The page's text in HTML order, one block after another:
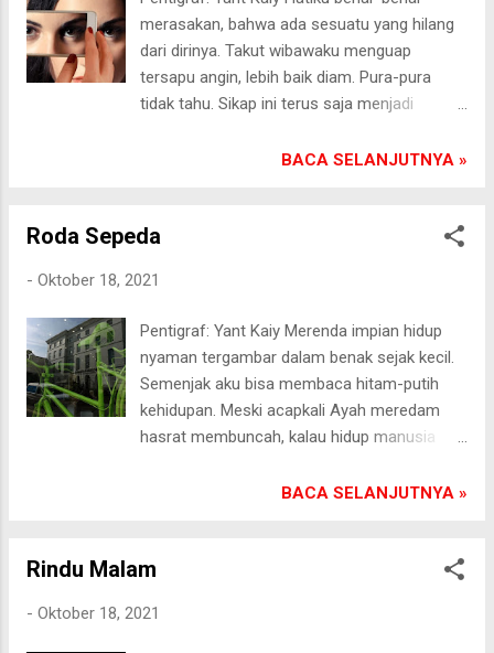
sekalipun. Bukankah dia yang mengkhianati
cintamu,” tegas sisi hatiku.[] Pasongsongan,
24/10/2021
merasakan, bahwa ada sesuatu yang hilang
dari dirinya. Takut wibawaku menguap
tersapu angin, lebih baik diam. Pura-pura
tidak tahu. Sikap ini terus saja menjadi
Mengelabui dia dengan menyibukkan diri
tegur-sapanya juga mulai luntur. Dari kilat
tidak nyaman. Meski tidak mengkhawatirkan.
kembali ke pangkuan cintaku tatkala bisik
rayu menghampirinya. Tapi kali ini
prakiraanku meleset. Saban hari ada saja
sikap benci terhadapku. Dia mulai berpindah
ke lain hati. Aku kira tidak bermain cinta di
rumah tangga kami.[] Pasongsongan,
BACA SELANJUTNYA »
Roda Sepeda
- Oktober 18, 2021
Pentigraf: Yant Kaiy Merenda impian hidup
nyaman tergambar dalam benak sejak kecil.
Semenjak aku bisa membaca hitam-putih
kehidupan. Meski acapkali Ayah meredam
hasrat membuncah, kalau hidup manusia
bijak; adanya perputaran siang-malam
tetap berkobar-kobar. Apalagi setelah aku
dinding hati berwarna-warni. Mencari peluang
BACA SELANJUTNYA »
Rindu Malam
- Oktober 18, 2021